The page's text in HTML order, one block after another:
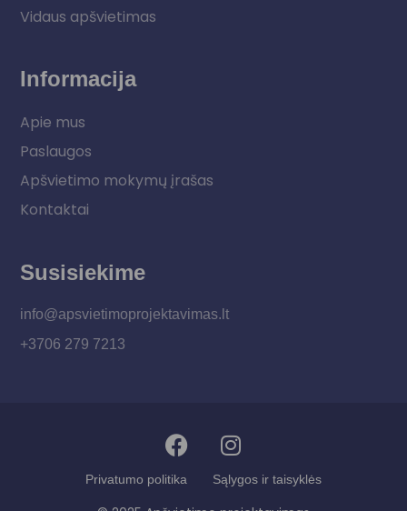
Vidaus apšvietimas
Informacija
Apie mus
Paslaugos
Apšvietimo mokymų įrašas
Kontaktai
Susisiekime
info@apsvietimoprojektavimas.lt
+3706 279 7213
Privatumo politika Sąlygos ir taisyklės